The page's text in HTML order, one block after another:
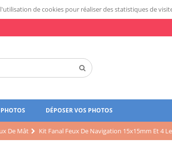
de cookies pour réaliser des statistiques de
PHOTOS DÉPOSER VOS PHOTOS
De Mât Kit Fanal Feux De Navigation 15x15mm Et 4